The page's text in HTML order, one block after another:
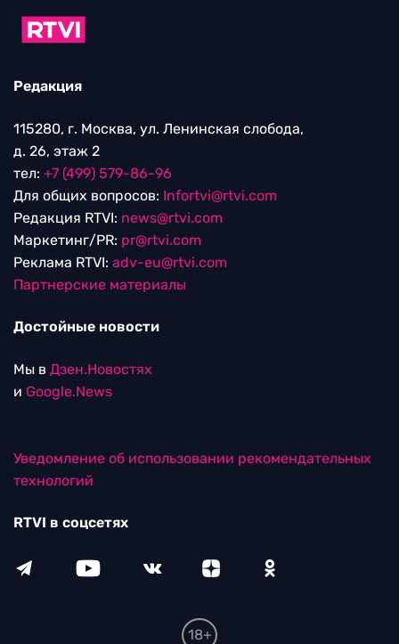
Редакция
115280, г. Москва, ул. Ленинская слобода,
д. 26, этаж 2
тел: +7 (499) 579-86-96
Для общих вопросов: Infortvi@rtvi.com
Редакция RTVI: news@rtvi.com
Маркетинг/PR: pr@rtvi.com
Реклама RTVI: adv-eu@rtvi.com
Партнерские материалы
Достойные новости
Мы в Дзен.Новостях
и Google.News
Уведомление об использовании рекомендательных
технологий
RTVI в соцсетях
18+